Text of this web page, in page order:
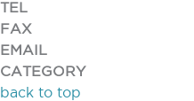
TEL
FAX
EMAIL
CATEGORY
back to top